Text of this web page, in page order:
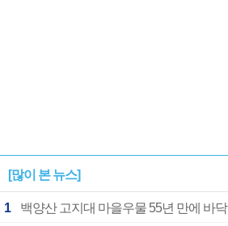
[많이 본 뉴스]
1 백양산 고지대 마을우물 55년 만에 바닥